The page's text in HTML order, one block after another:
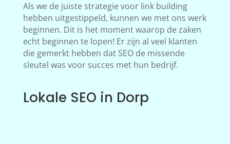
Als we de juiste strategie voor link building
hebben uitgestippeld, kunnen we met ons werk
beginnen. Dit is het moment waarop de zaken
echt beginnen te lopen! Er zijn al veel klanten
die gemerkt hebben dat SEO de missende
sleutel was voor succes met hun bedrijf.
Lokale SEO in Dorp